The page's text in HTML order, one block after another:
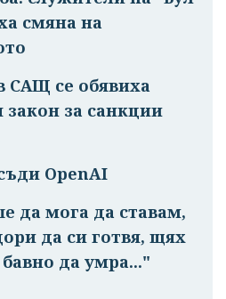
от
си!
смяна на
САЩ се обявиха
закон за санкции
OpenAI
да мога да ставам,
да си готвя, щях
бавно да умра..."